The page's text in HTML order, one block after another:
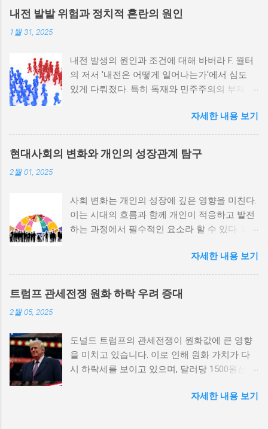
내전 발발 위험과 정치적 혼란의 원인
1월 31, 2025
내전 발생의 원인과 조건에 대해 바버라 F. 월터
의 저서 '내전은 어떻게 일어나는가'에서 심도
있게 다뤄졌다. 특히 독재와 민주주의의 부재가
정치적 파벌화와 경제·군사 체제의 불안정성이
내전의 촉매제가 된다는 사실은 우리에게 중요
한 교훈을 준다. 정치적 불안정성과 내전 발발
위험 정치적 불안정성은 내전 발발의 핵심 요인
적 갈등이 심화되고, 이로 인해 내전의 위험이
증가한다. 이와 같은 경우, 국민들은 정부에 대
한 불만을 느끼고, 체제 전복을 위해 무장 세력
역사적으로도 정치적 불안정성이 높은 국가에
서는 종종 내전이 발발했던 예가 많다. 이러한
비극적인 상황을 방지하기 위해서는 먼저 정치
한 원인 중 하나는 경제적 불균형이다. 경제가
일부 계층에 의해 독점되고, 대다수의 국민이 경
제적 불안정과 빈곤 속에서 고통받게 되면, 사회
적 불만이 쌓이기 마련이다. 이와 같은 경제적
자세한 내용 보기
현대사회의 변화와 개인의 성장관계 탐구
2월 01, 2025
사회 변화는 개인의 성장에 깊은 영향을 미친다.
이는 시대의 흐름과 함께 개인이 적응하고 발전
하는 과정에서 필수적인 요소라 할 수 있다. 따
탐구하는 것이 필요하다. 사회 변화의 의미와 구
조 사회 변화란 특정 사회의 구조, 문화, 가치관
등이 시간이 지남에 따라 변화하는 과정을 의미
한다. 이러한 변화는 다양한 요인에 의해 발생할
이루어진다. 예를 들어, 산업 혁명은 사람들이
일하는 방식과 생활 방식을 완전히 변화시켰다.
이에 따라 개인의 역할과 목표 또한 변화할 수밖
로운 기회를 창출한다. 예를 들어, 정보통신기술
자세한 내용 보기
트럼프 관세전쟁 원화 하락 우려 증대
2월 05, 2025
도널드 트럼프의 관세전쟁이 원화값에 큰 영향
을 미치고 있습니다. 이로 인해 원화 가치가 다
시 하락세를 보이고 있으며, 달러당 1500원선이
이러한 경제적 변화가 앞으로 어떻게 전개될지
자세한 내용 보기